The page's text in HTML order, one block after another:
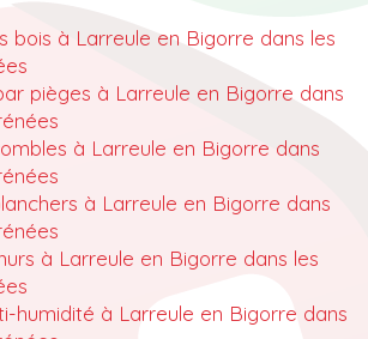
bois à Larreule en Bigorre dans les
pièges à Larreule en Bigorre dans
à Larreule en Bigorre dans
à Larreule en Bigorre dans
à Larreule en Bigorre dans les
humidité à Larreule en Bigorre dans